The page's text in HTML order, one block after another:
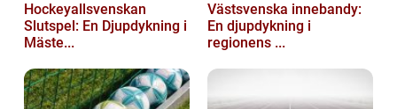
Hockeyallsvenskan
Slutspel: En Djupdykning i
Mäste...
Västsvenska innebandy:
En djupdykning i
regionens ...